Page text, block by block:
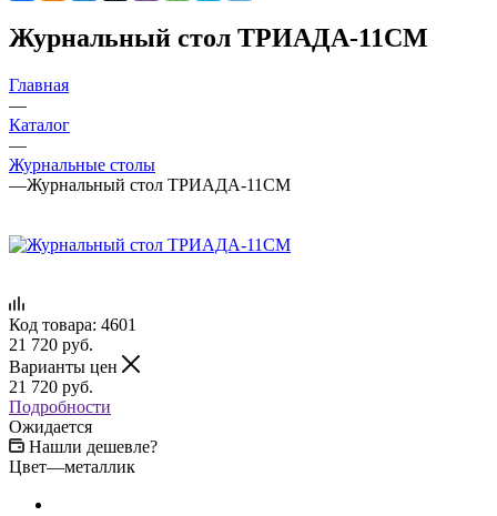
Журнальный стол ТРИАДА-11СМ
Главная
—
Каталог
—
Журнальные столы
—Журнальный стол ТРИАДА-11СМ
Код товара: 4601
21 720 руб.
Варианты цен
21 720 руб.
Подробности
Ожидается
Нашли дешевле?
Цвет—металлик